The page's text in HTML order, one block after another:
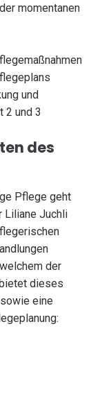
momentanen
und
2 und 3
des
Pflege geht
Liliane Juchli
der
dieses
eine